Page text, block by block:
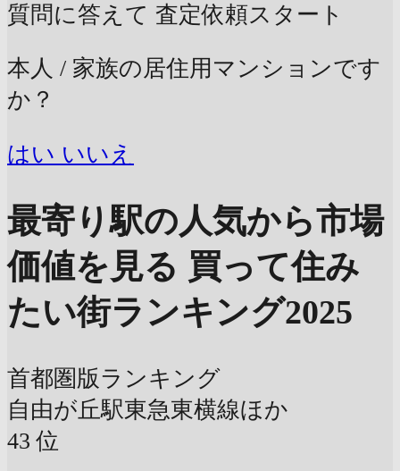
質問に答えて 査定依頼スタート
本人 / 家族の居住用マンションです
か？
はい いいえ
最寄り駅の人気から市場
価値を見る 買って住み
たい街ランキング2025
首都圏版ランキング
自由が丘駅東急東横線ほか
43位